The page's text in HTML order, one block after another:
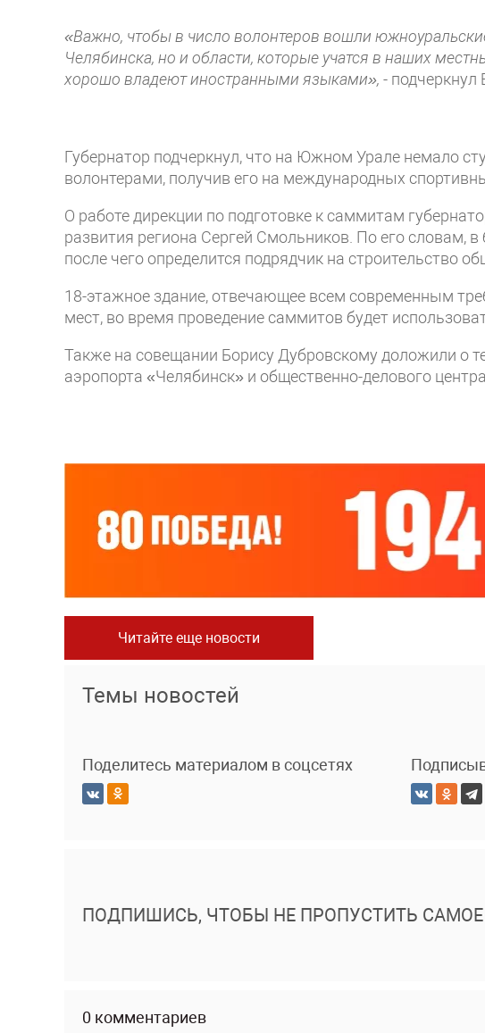
«Важно, чтобы в число волонтеров вошли
Челябинска, но и области, которые учатся в наших
хорошо владеют иностранными языками», - подчеркнул
Губернатор подчеркнул, что на Южном Урале немало
волонтерами, получив его на международных
О работе дирекции по подготовке к саммитам
развития региона Сергей Смольников. По его словам,
после чего определится подрядчик на строительство
18-этажное здание, отвечающее всем современным
мест, во время проведение саммитов будет
Также на совещании Борису Дубровскому доложили о
аэропорта «Челябинск» и общественно-делового
Читайте еще новости
Темы новостей
Поделитесь материалом в соцсетях
ПОДПИШИСЬ, ЧТОБЫ НЕ ПРОПУСТИТЬ
0 комментариев